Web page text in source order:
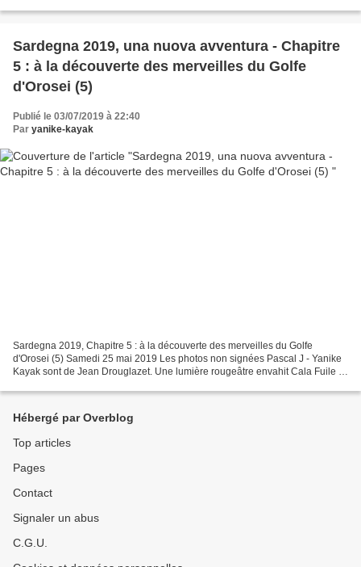
Sardegna 2019, una nuova avventura - Chapitre
5 : à la découverte des merveilles du Golfe
d'Orosei (5)
Publié le 03/07/2019 à 22:40
Par yanike-kayak
Sardegna 2019, Chapitre 5 : à la découverte des merveilles du Golfe
d'Orosei (5) Samedi 25 mai 2019 Les photos non signées Pascal J - Yanike
Kayak sont de Jean Drouglazet. Une lumière rougeâtre envahit Cala Fuile e
Hébergé par Overblog
Top articles
Pages
Contact
Signaler un abus
C.G.U.